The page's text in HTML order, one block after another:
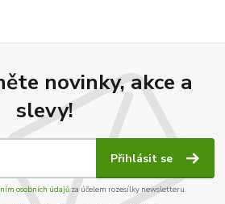
novinky, akce a
slevy!
Přihlásit se
osobních údajůza účelem rozesílky newsletteru.